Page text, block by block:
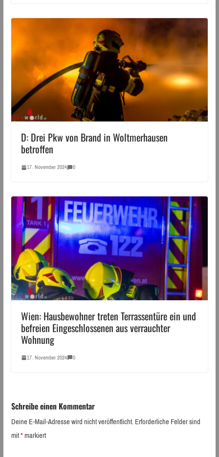
D: Drei Pkw von Brand in Woltmerhausen
betroffen
17. November 2024 0
Wien: Hausbewohner treten Terrassentüre ein und
befreien Eingeschlossenen aus verrauchter
Wohnung
17. November 2024 0
Schreibe einen Kommentar
Deine E-Mail-Adresse wird nicht veröffentlicht.Erforderliche Felder sind
mit*markiert